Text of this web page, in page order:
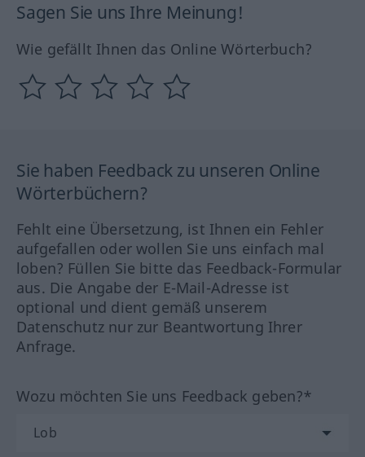
Sagen Sie uns Ihre Meinung!
Wie gefällt Ihnen das Online Wörterbuch?
Sie haben Feedback zu unseren Online
Wörterbüchern?
Fehlt eine Übersetzung, ist Ihnen ein Fehler
aufgefallen oder wollen Sie uns einfach mal
loben? Füllen Sie bitte das Feedback-Formular
aus. Die Angabe der E-Mail-Adresse ist
optional und dient gemäß unserem
Datenschutz nur zur Beantwortung Ihrer
Anfrage.
Wozu möchten Sie uns Feedback geben?*